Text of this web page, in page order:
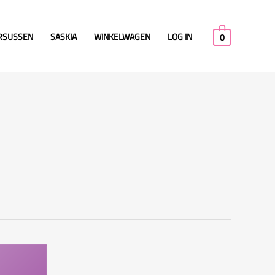
SASKIA WINKELWAGEN LOG IN 0